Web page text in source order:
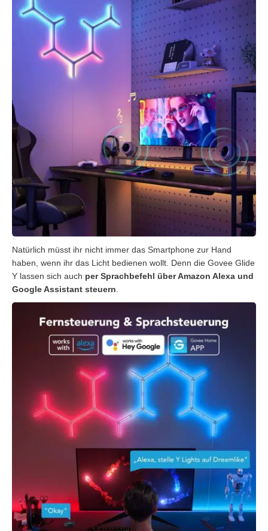
Natürlich müsst ihr nicht immer das Smartphone zur Hand
haben, wenn ihr das Licht bedienen wollt. Denn die Govee Glide
Y lassen sich auch per Sprachbefehl über Amazon Alexa und
Google Assistant steuern.